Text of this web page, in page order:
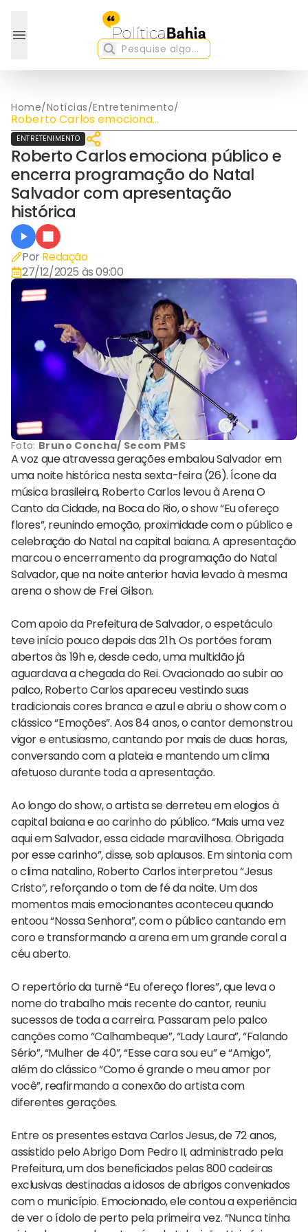
Home/Notícias/Entretenimento/
Roberto Carlos emociona
público e encerra
programação do Natal
Salvador com
apresentação histórica
ENTRETENIMENTO
Roberto Carlos emociona público e
encerra programação do Natal
Salvador com apresentação
histórica
Por Redação
27/12/2025 às 09:00
Foto: Bruno Concha/ Secom PMS
A voz que atravessa gerações embalou Salvador em
uma noite histórica nesta sexta-feira (26). Ícone da
música brasileira, Roberto Carlos levou à Arena O
Canto da Cidade, na Boca do Rio, o show “Eu ofereço
flores”, reunindo emoção, proximidade com o público e
celebração do Natal na capital baiana. A apresentação
marcou o encerramento da programação do Natal
Salvador, que na noite anterior havia levado à mesma
arena o show de Frei Gilson.
Com apoio da Prefeitura de Salvador, o espetáculo
teve início pouco depois das 21h. Os portões foram
abertos às 19h e, desde cedo, uma multidão já
aguardava a chegada do Rei. Ovacionado ao subir ao
palco, Roberto Carlos apareceu vestindo suas
tradicionais cores branca e azul e abriu o show com o
clássico “Emoções”. Aos 84 anos, o cantor demonstrou
vigor e entusiasmo, cantando por mais de duas horas,
conversando com a plateia e mantendo um clima
afetuoso durante toda a apresentação.
Ao longo do show, o artista se derreteu em elogios à
capital baiana e ao carinho do público. “Mais uma vez
aqui em Salvador, essa cidade maravilhosa. Obrigada
por esse carinho”, disse, sob aplausos. Em sintonia com
o clima natalino, Roberto Carlos interpretou “Jesus
Cristo”, reforçando o tom de fé da noite. Um dos
momentos mais emocionantes aconteceu quando
entoou “Nossa Senhora”, com o público cantando em
coro e transformando a arena em um grande coral a
céu aberto.
O repertório da turnê “Eu ofereço flores”, que leva o
nome do trabalho mais recente do cantor, reuniu
sucessos de toda a carreira. Passaram pelo palco
canções como “Calhambeque”, “Lady Laura”, “Falando
Sério”, “Mulher de 40”, “Esse cara sou eu” e “Amigo”,
além do clássico “Como é grande o meu amor por
você”, reafirmando a conexão do artista com
diferentes gerações.
Entre os presentes estava Carlos Jesus, de 72 anos,
assistido pelo Abrigo Dom Pedro II, administrado pela
Prefeitura, um dos beneficiados pelas 800 cadeiras
exclusivas destinadas a idosos de abrigos conveniados
com o município. Emocionado, ele contou a experiência
de ver o ídolo de perto pela primeira vez. “Nunca tinha